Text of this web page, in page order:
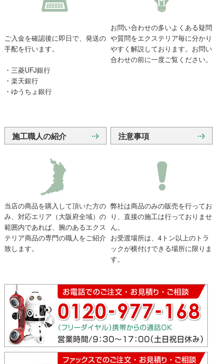
ご入金を確認後に即日で、発送の
手配を行います。
・三菱UFJ銀行
・楽天銀行
・ゆうちょ銀行
お問い合わせの多いよくある疑問
や質問をエクステリア毎に分かり
やすく解説しております。お問い
合わせの前に一度ご覧ください。
施工職人の紹介
当店の商品を購入して頂いた方の
み、対応エリア（大阪府全域）の
範囲内であれば、腕のあるエクス
テリア商品の専門の職人をご紹介
致します。
注意事項
弊社は商品のみの販売を行ってお
り、直接の施工は行っておりませ
ん。
お受渡場所は、4トン以上のトラ
ックが横付けできる場所に限りま
す。